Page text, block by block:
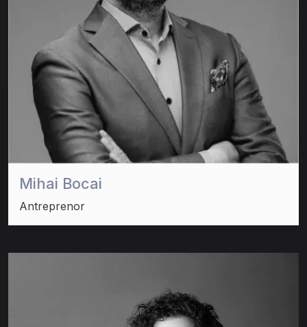
Mihai Bocai
Antreprenor